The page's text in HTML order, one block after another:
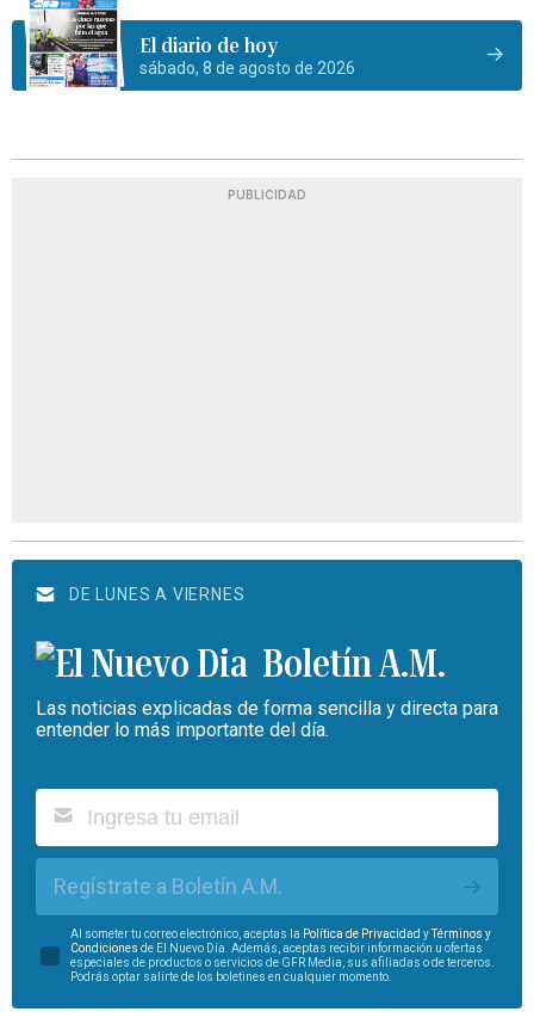
El diario de hoy
sábado, 8 de agosto de 2026
PUBLICIDAD
DE LUNES A VIERNES
Boletín A.M.
Las noticias explicadas de forma sencilla y directa para
entender lo más importante del día.
Regístrate a Boletín A.M.
Al someter tu correo electrónico, aceptas la Política de Privacidad yTérminos y
Condiciones de El Nuevo Día. Además, aceptas recibir información u ofertas
especiales de productos o servicios de GFR Media, sus afiliadas o de terceros.
Podrás optar salirte de los boletines en cualquier momento.